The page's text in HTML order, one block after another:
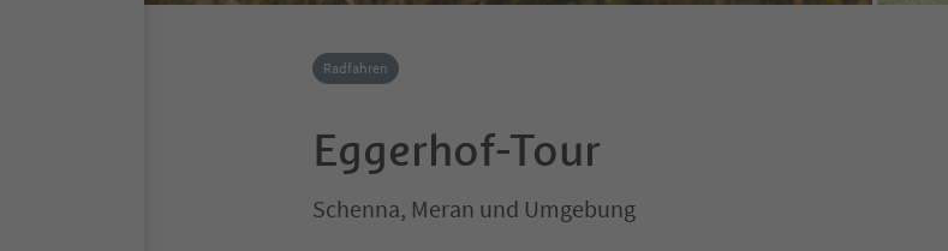
Radfahren
Eggerhof-Tour
Schenna, Meran und Umgebung